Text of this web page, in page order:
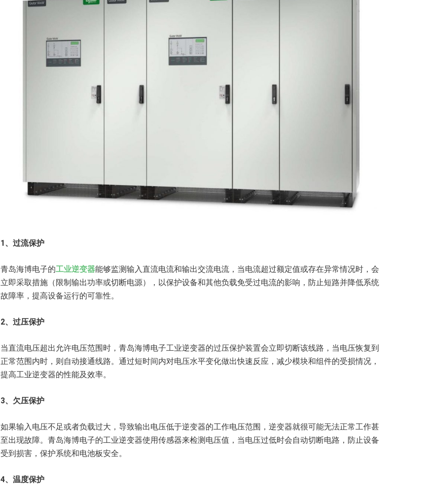
1、过流保护
青岛海博电子的工业逆变器能够监测输入直流电流和输出交流电流，当电流超过额定值或存在异常情况时，会
立即采取措施（限制输出功率或切断电源），以保护设备和其他负载免受过电流的影响，防止短路并降低系统
故障率，提高设备运行的可靠性。
2、过压保护
当直流电压超出允许电压范围时，青岛海博电子工业逆变器的过压保护装置会立即切断该线路，当电压恢复到
正常范围内时，则自动接通线路。通过短时间内对电压水平变化做出快速反应，减少模块和组件的受损情况，
提高工业逆变器的性能及效率。
3、欠压保护
如果输入电压不足或者负载过大，导致输出电压低于逆变器的工作电压范围，逆变器就很可能无法正常工作甚
至出现故障。青岛海博电子的工业逆变器使用传感器来检测电压值，当电压过低时会自动切断电路，防止设备
受到损害，保护系统和电池板安全。
4、温度保护